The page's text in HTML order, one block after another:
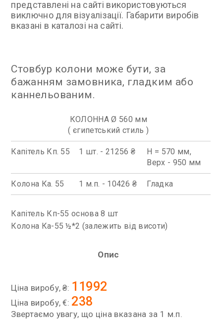
представлені на сайті використовуються
виключно для візуалізації. Габарити виробів
вказані в каталозі на сайті.
Стовбур колони може бути, за
бажанням замовника, гладким або
каннельованим.
КОЛОННА Ø 560 мм
( єгипетський стиль )
Капітель Кп. 55 1 шт. - 21256 ₴
Н = 570 мм,
Верх - 950 мм
Колона Ка. 55 1 м.п. - 10426 ₴ Гладка
Капітель Кп-55 основа 8 шт
Колона Ка-55 ½*2 (залежить від висоти)
Опис
Ціна виробу, ₴: 11992
Ціна виробу, €: 238
Звертаємо увагу, що ціна вказана за 1 м.п.